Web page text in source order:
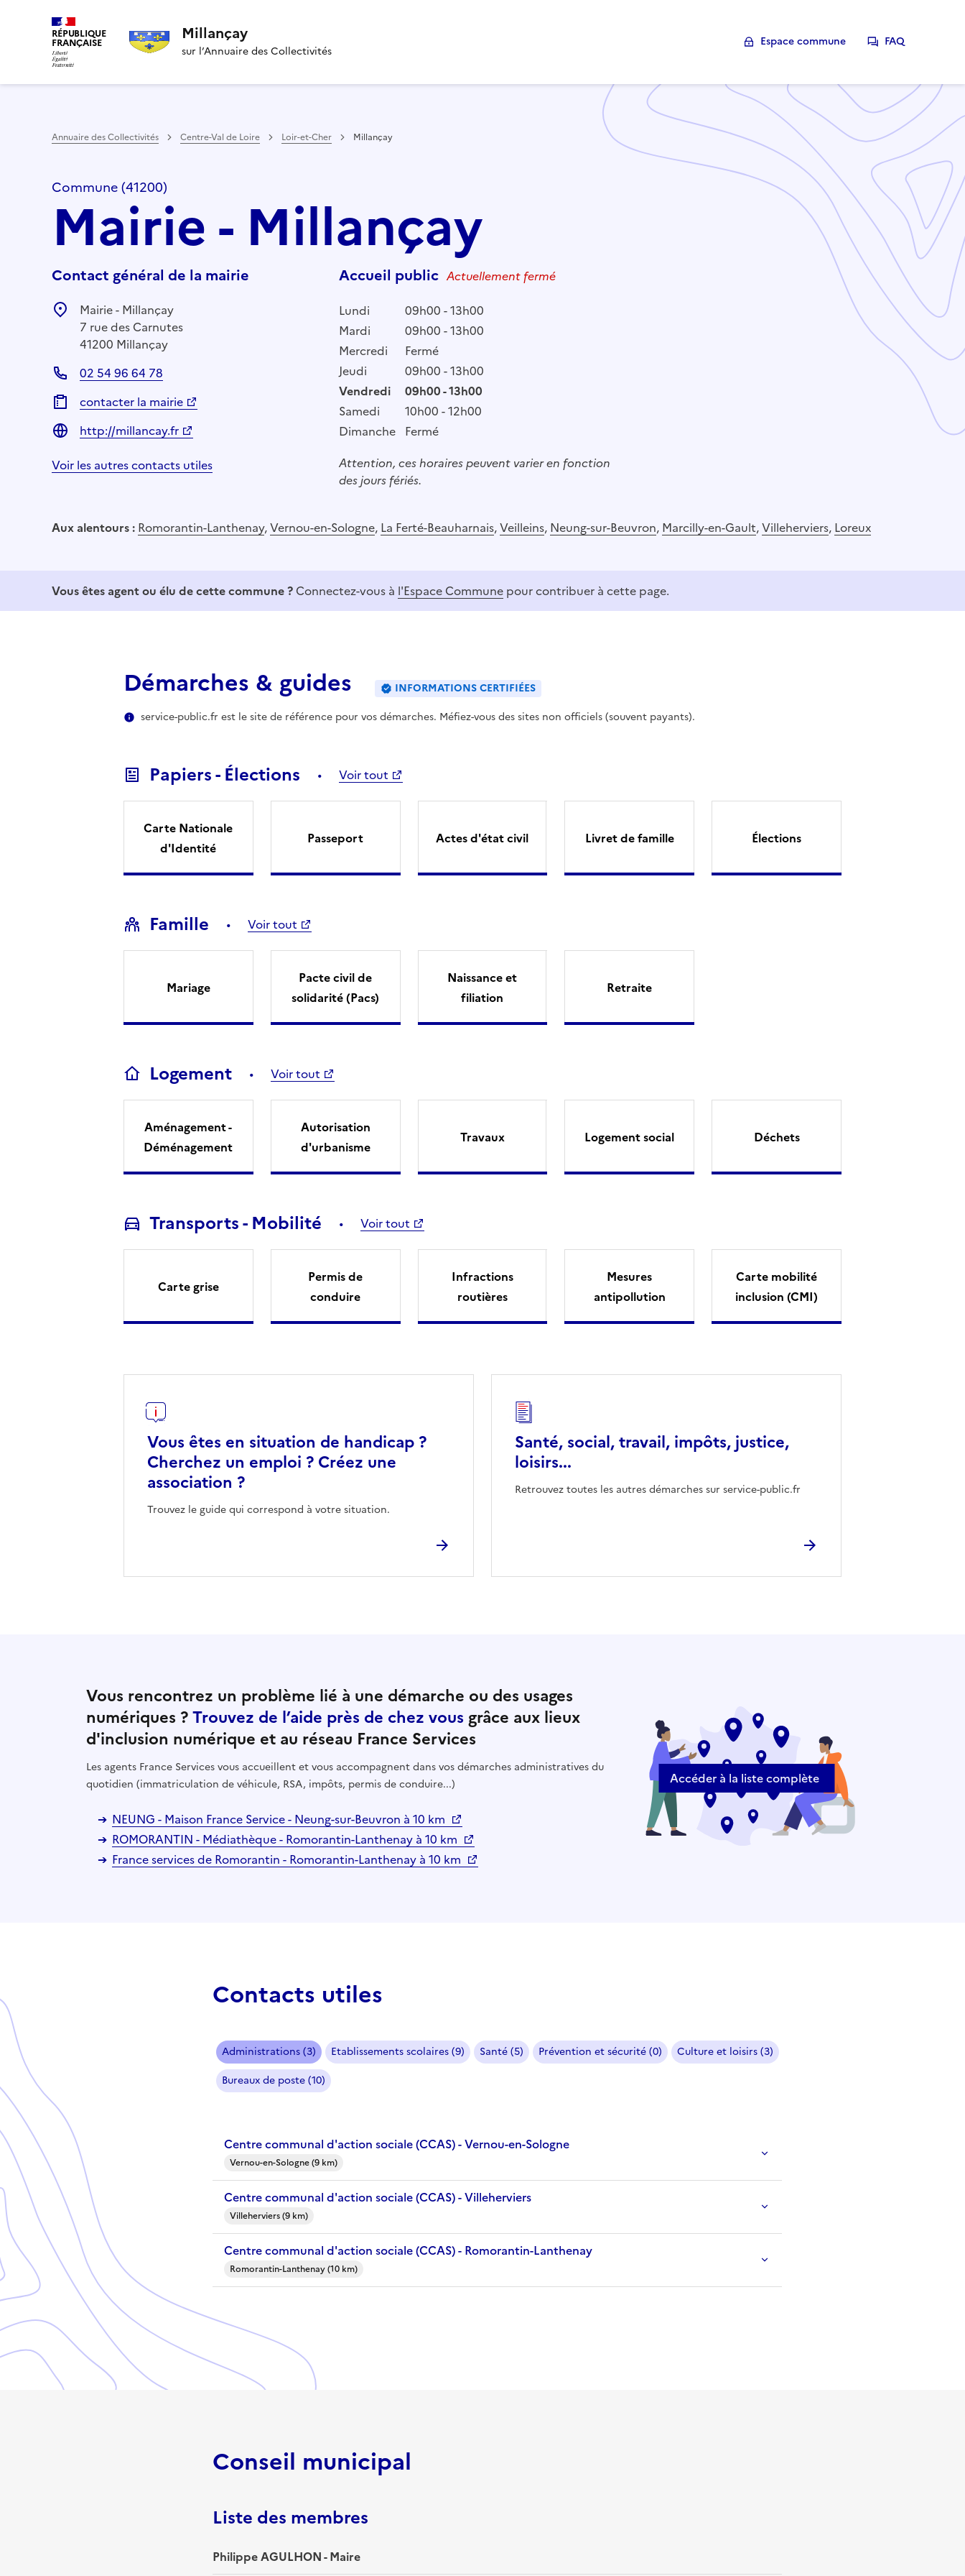
RÉPUBLIQUE
FRANÇAISE Millançay
sur l’Annuaire des Collectivités
Espace commune FAQ
Annuaire des Collectivités Centre-Val de Loire Loir-et-Cher Millançay
Commune (41200)
Mairie - Millançay
Contact général de la mairie
Mairie - Millançay
7 rue des Carnutes
41200 Millançay
02 54 96 64 78
contacter la mairie
http://millancay.fr
Voir les autres contacts utiles
Accueil public Actuellement fermé
Lundi
09h00 - 13h00
Mardi
09h00 - 13h00
Mercredi
Fermé
Jeudi
09h00 - 13h00
Vendredi
09h00 - 13h00
Samedi
10h00 - 12h00
Dimanche Fermé
Attention, ces horaires peuvent varier en fonction
des jours fériés.
Aux alentours : Romorantin-Lanthenay,Vernou-en-Sologne, La Ferté-Beauharnais,Veilleins, Neung-sur-Beuvron, Marcilly-en-Gault,Villeherviers, Loreux
Vous êtes agent ou élu de cette commune ? Connectez-vous à l'Espace Commune pour contribuer à cette page.
Démarches & guides
INFORMATIONS CERTIFIÉES
service-public.fr est le site de référence pour vos démarches. Méfiez-vous des sites non officiels (souvent payants).
Papiers - Élections Voir tout
Carte Nationale
d'Identité
Passeport Actes d'état civil Livret de famille Élections
Famille Voir tout
Mariage
Pacte civil de
solidarité (Pacs)
Naissance et
filiation
Retraite
Logement Voir tout
Aménagement -
Déménagement
Autorisation
d'urbanisme
Travaux Logement social Déchets
Transports - Mobilité Voir tout
Carte grise
Permis de
conduire
Infractions
routières
Mesures
antipollution
Carte mobilité
inclusion (CMI)
Vous êtes en situation de handicap ?
Cherchez un emploi ? Créez une
association ?
Trouvez le guide qui correspond à votre situation.
Santé, social, travail, impôts, justice,
loisirs...
Retrouvez toutes les autres démarches sur service-public.fr
Vous rencontrez un problème lié à une démarche ou des usages
numériques ?Trouvez de l’aide près de chez vous grâce aux lieux
d'inclusion numérique et au réseau France Services
Les agents France Services vous accueillent et vous accompagnent dans vos démarches administratives du
quotidien (immatriculation de véhicule, RSA, impôts, permis de conduire...)
NEUNG - Maison France Service - Neung-sur-Beuvron à 10 km
ROMORANTIN - Médiathèque - Romorantin-Lanthenay à 10 km
France services de Romorantin - Romorantin-Lanthenay à 10 km
Accéder à la liste complète
Contacts utiles
Administrations (3) Etablissements scolaires (9) Santé (5) Prévention et sécurité (0)
Culture et loisirs (3)
Bureaux de poste (10)
Centre communal d'action sociale (CCAS) - Vernou-en-Sologne
Vernou-en-Sologne (9 km)
Centre communal d'action sociale (CCAS) - Villeherviers
Villeherviers (9 km)
Centre communal d'action sociale (CCAS) - Romorantin-Lanthenay
Romorantin-Lanthenay (10 km)
Conseil municipal
Liste des membres
Philippe AGULHON - Maire